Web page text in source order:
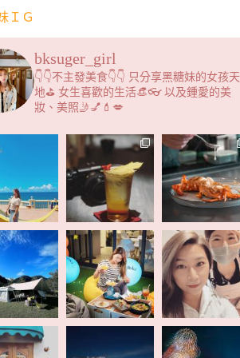
ＩＧ
bksuger_girl
👇👇不主發美食👇👇 只分享黑糖妹的女孩天
地⛳️ 女生喜歡的生活👒👓 以及鍾愛的美
妝、美照🤳💅💄💋